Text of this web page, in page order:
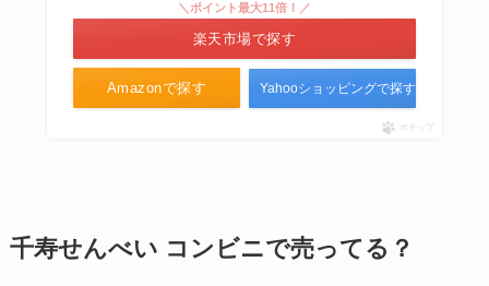
Amazonで探す
＼ポイント最大11倍！／
楽天市場で探す
Yahooショッピングで探す
ポチップ
千寿せんべい コンビニで売ってる？